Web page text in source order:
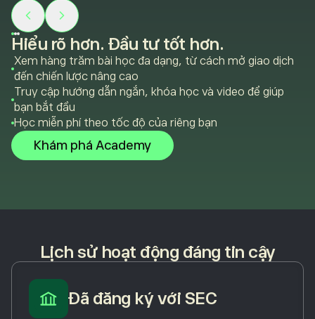
Hiểu rõ hơn. Đầu tư tốt hơn.
Xem hàng trăm bài học đa dạng, từ cách mở giao dịch
đến chiến lược nâng cao
Truy cập hướng dẫn ngắn, khóa học và video để giúp
bạn bắt đầu
Học miễn phí theo tốc độ của riêng bạn
Khám phá Academy
Lịch sử hoạt động đáng tin cậy
Đã đăng ký với SEC